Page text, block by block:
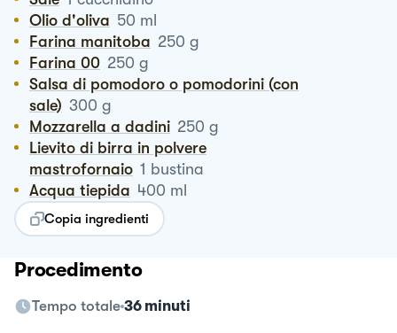
Olio d'oliva 50 ml
Farina manitoba 250 g
Farina 00 250 g
Salsa di pomodoro o pomodorini (con
sale) 300 g
Mozzarella a dadini 250 g
Lievito di birra in polvere
mastrofornaio 1 bustina
Acqua tiepida 400 ml
Copia ingredienti
Procedimento
Tempo totale 36 minuti